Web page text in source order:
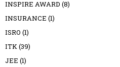
INSPIRE AWARD (8)
INSURANCE (1)
ISRO (1)
ITK(39)
JEE (1)